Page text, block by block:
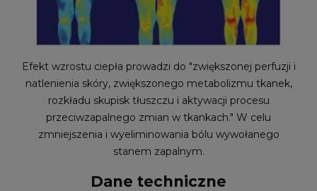
Efekt wzrostu ciepła prowadzi do "zwiększonej perfuzji i
natlenienia skóry, zwiększonego metabolizmu tkanek,
rozkładu skupisk tłuszczu i aktywacji procesu
przeciwzapalnego zmian w tkankach." W celu
zmniejszenia i wyeliminowania bólu wywołanego
stanem zapalnym.
Dane techniczne